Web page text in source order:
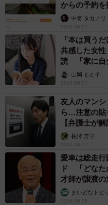
からの予約を
中将 タカノリ
2026.08.07
「本は買う
共感した女
読 「家に自
山岡 もと子
2026.08.07
友人のマン
ら…注意の貼
【弁護士が解
長澤 芳子
2026.08.07
愛車は総走
ド 「どなた
才師が譲渡の
まいどなトピ
2026.08.06